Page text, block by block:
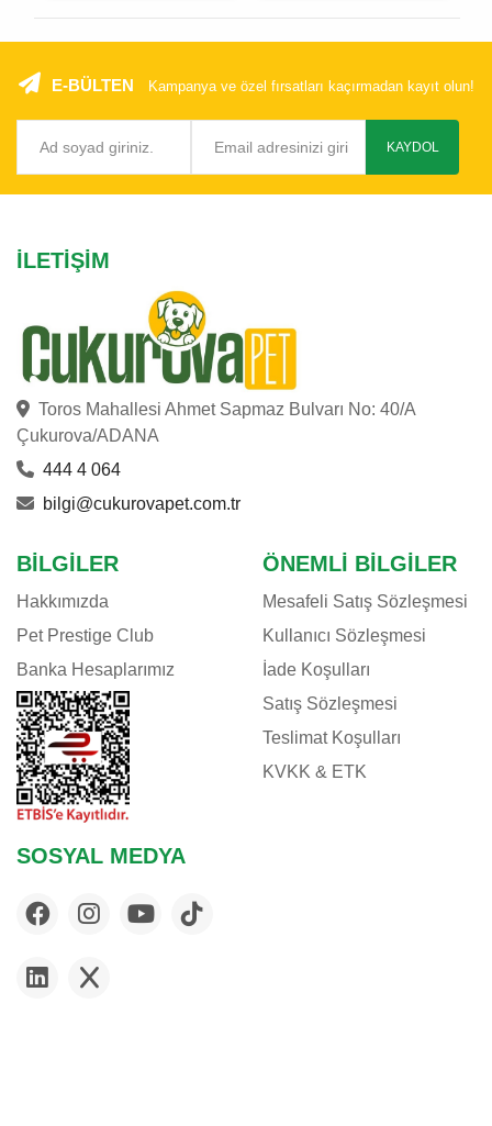
E-BÜLTEN Kampanya ve özel fırsatları kaçırmadan kayıt olun!
KAYDOL
İLETIŞIM
Toros Mahallesi Ahmet Sapmaz Bulvarı No: 40/A
Çukurova/ADANA
444 4 064
bilgi@cukurovapet.com.tr
BILGILER
Hakkımızda
Pet Prestige Club
Banka Hesaplarımız
ÖNEMLI BILGILER
Mesafeli Satış Sözleşmesi
Kullanıcı Sözleşmesi
İade Koşulları
Satış Sözleşmesi
Teslimat Koşulları
KVKK & ETK
SOSYAL MEDYA